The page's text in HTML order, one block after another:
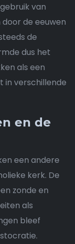
van
de eeuwen
de
dus het
als een
in verschillende
en de
een andere
kerk. De
zonde en
als
bleef